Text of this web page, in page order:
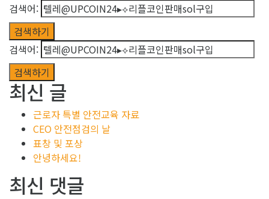
검색어:
검색어:
최신 글
근로자 특별 안전교육 자료
CEO 안전점검의 날
표창 및 포상
안녕하세요!
최신 댓글